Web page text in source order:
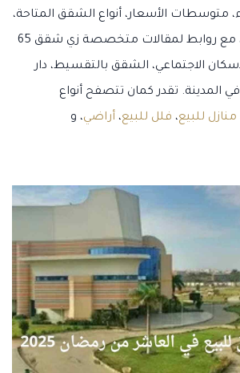
متوسطات الأسعار، أنواع الشقق المتاحة،
ونصائح قبل الشراء، مع روابط لمقالات متخصصة زي شقق 65
90 متر، الإسكان الاجتماعي، الشقق بالتقسيط، دار
تقدر كمان تتصفح أنواع
منازل للبيع، فلل للبيع، أراضي، و